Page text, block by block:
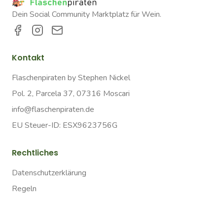
Dein Social Community Marktplatz für Wein.
Kontakt
Flaschenpiraten by Stephen Nickel
Pol. 2, Parcela 37, 07316 Moscari
info@flaschenpiraten.de
EU Steuer-ID: ESX9623756G
Rechtliches
Datenschutzerklärung
Regeln